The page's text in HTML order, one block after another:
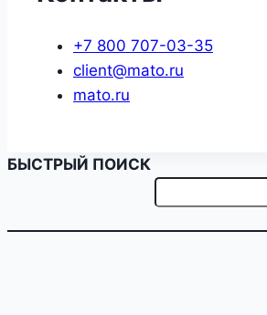
+7 800 707-03-35
client@mato.ru
mato.ru
БЫСТРЫЙ ПОИСК